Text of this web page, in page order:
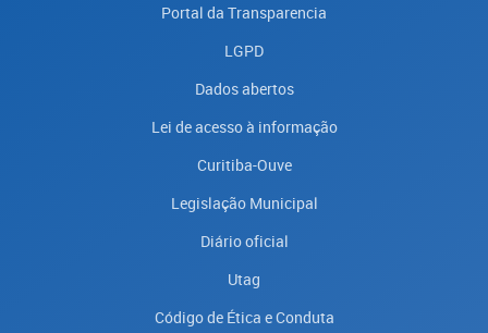
Portal da Transparencia
LGPD
Dados abertos
Lei de acesso à informação
Curitiba-Ouve
Legislação Municipal
Diário oficial
Utag
Código de Ética e Conduta